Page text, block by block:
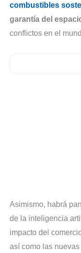
combustibles
garantía del
conflictos en el
Asimismo, habrá
de la inteligencia
impacto del
así como las